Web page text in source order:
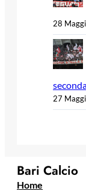
28
27
Bari Calcio
Home